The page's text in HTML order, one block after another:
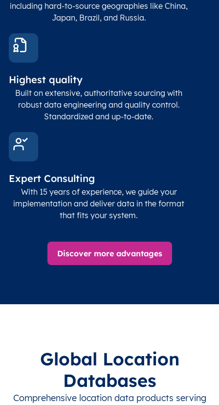
Longitude
Double
coordinates)
Timezone
including hard-to-source geographies like China,
Japan, Brazil, and Russia.
Highest quality
Built on extensive, authoritative sourcing with
robust data engineering and quality control.
Standardized and up-to-date.
Expert Consulting
With 15 years of experience, we guide your
implementation and deliver data in the format
that fits your system.
Discover more advantages
Global Location
Databases
Comprehensive location data products serving